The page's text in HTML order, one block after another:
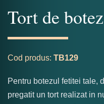
Tort de
Cod produs: TB129
Pentru botezul fetitei tale,
pregatit un tort realizat in